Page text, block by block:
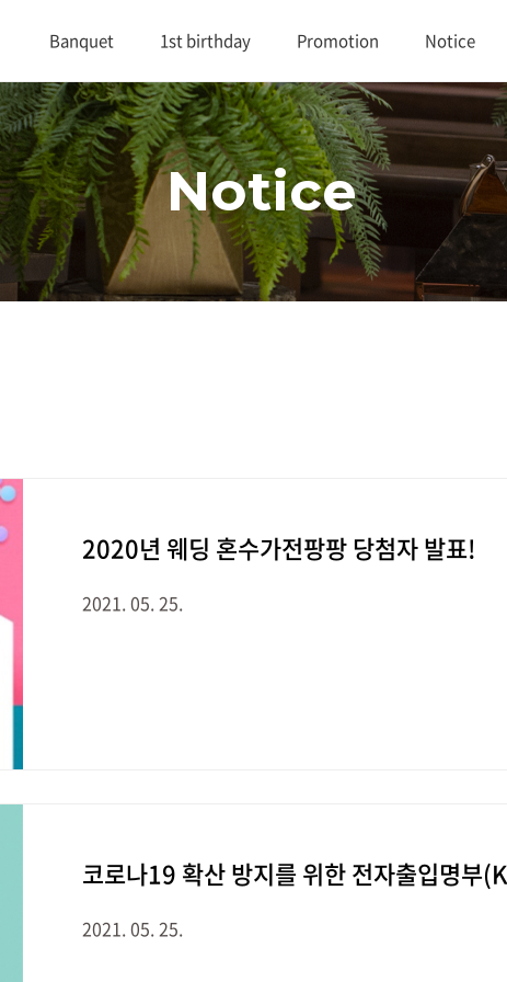
Banquet
대연회장 1
대연회장 2
연회실적
Buffet
1st birthday
1st birthday
Promotion
Promotion
Notice
Notice
Review
Notice
2020년 웨딩 혼수가전팡팡 당첨자 발표!
2021. 05. 25.
코로나19 확산 방지를 위한 전자출입명부
2021. 05. 25.